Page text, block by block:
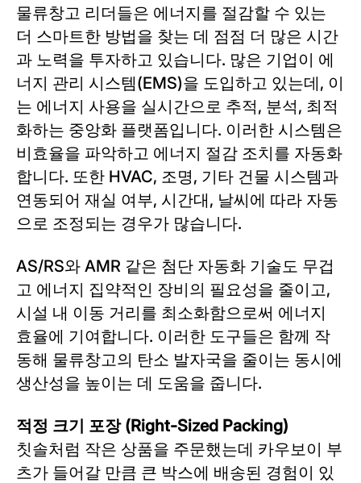
물류창고 리더들은 에너지를 절감할 수 있는
더 스마트한 방법을 찾는 데 점점 더 많은 시간
과 노력을 투자하고 있습니다. 많은 기업이 에
너지 관리 시스템(EMS)을 도입하고 있는데, 이
는 에너지 사용을 실시간으로 추적, 분석, 최적
화하는 중앙화 플랫폼입니다. 이러한 시스템은
비효율을 파악하고 에너지 절감 조치를 자동화
합니다. 또한 HVAC, 조명, 기타 건물 시스템과
연동되어 재실 여부, 시간대, 날씨에 따라 자동
으로 조정되는 경우가 많습니다.
AS/RS와 AMR 같은 첨단 자동화 기술도 무겁
고 에너지 집약적인 장비의 필요성을 줄이고,
시설 내 이동 거리를 최소화함으로써 에너지
효율에 기여합니다. 이러한 도구들은 함께 작
동해 물류창고의 탄소 발자국을 줄이는 동시에
생산성을 높이는 데 도움을 줍니다.
적정 크기 포장 (Right-Sized Packing)
칫솔처럼 작은 상품을 주문했는데 카우보이 부
츠가 들어갈 만큼 큰 박스에 배송된 경험이 있